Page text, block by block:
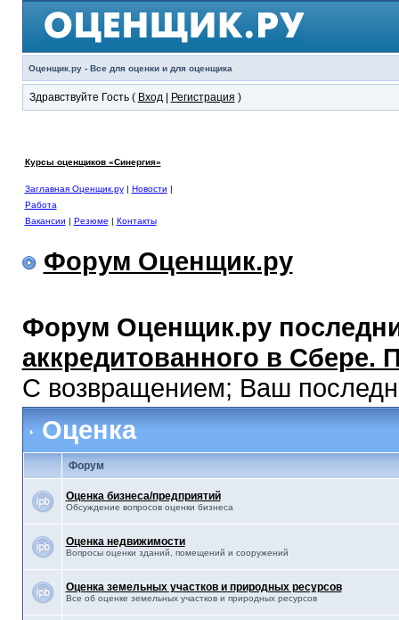
Оценщик.ру - Все для оценки и для оценщика
Здравствуйте Гость ( Вход| Регистрация )
Курсы оценщиков «Синергия»
Заглавная Оценщик.ру| Новости |
Работа
Вакансии | Резюме | Контакты
Форум Оценщик.ру
Форум Оценщик.ру
аккредитованного в Сбере.
С возвращением; Ваш
Оценка
Форум
Оценка бизнеса/предприятий
Обсуждение вопросов оценки бизнеса
Оценка недвижимости
Вопросы оценки зданий, помещений и сооружений
Оценка земельных участков и природных ресурсов
Все об оценке земельных участков и природных ресурсов